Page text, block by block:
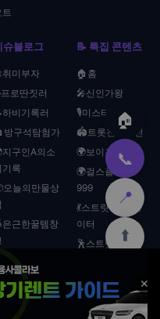
트
슈블로그
취미부자
프로딴짓러
하비기록러
방구석탐험가
지구인A의소
기록
오늘의만물상
은근한꿀템창
늘의생활기
📝 특집 콘텐츠
🏠홈
🎤신인가왕
🎙️미스터트롯
🏟️트롯전국체전
🌍보이즈플래닛
🌍걸스플래닛
999
💃스트릿 우먼 파
이터
🕺스트릿 맨 파
🍳흑백요리사
🎼흑백가수전
🏠
📞
📍
⬆️
🛒 📞
문의
🛡️ 📢
광고
✕